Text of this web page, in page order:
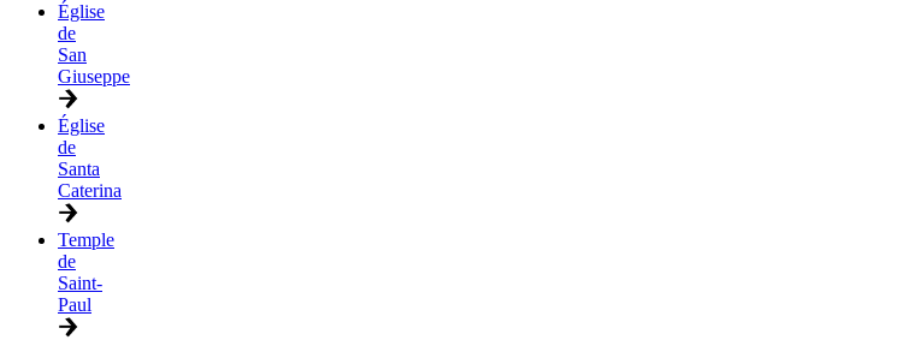
Église
de
San
Giuseppe
Église
de
Santa
Caterina
Temple
de
Saint-
Paul